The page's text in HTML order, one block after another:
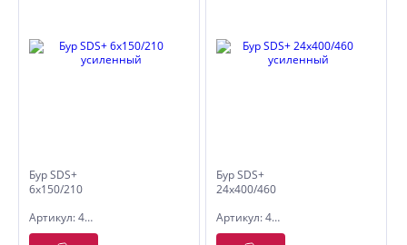
Бур SDS+
6х150/210
Артикул: 4006021
Бур SDS+
24х400/460
Артикул: 4024046